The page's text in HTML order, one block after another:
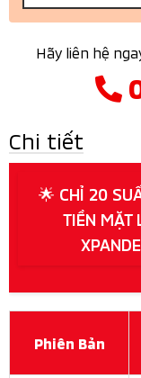
Hãy liên hệ
Chi tiết
🌟 CHỈ 20
TIỀN MẶT
Phiên Bản